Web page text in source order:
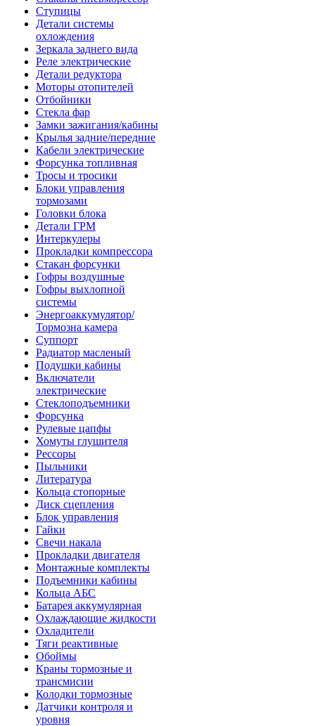
Ступицы
Детали системы
охлождения
Зеркала заднего вида
Реле электрические
Детали редуктора
Моторы отопителей
Отбойники
Стекла фар
Замки зажигания/кабины
Крылья задние/передние
Кабели электрические
Форсунка топливная
Тросы и тросики
Блоки управления
тормозами
Головки блока
Детали ГРМ
Интеркулеры
Прокладки компрессора
Стакан форсунки
Гофры воздушные
Гофры выхлопной
системы
Энергоаккумулятор/
Тормозна камера
Суппорт
Радиатор масленый
Подушки кабины
Включатели
электрические
Стеклоподъемники
Форсунка
Рулевые цапфы
Хомуты глушителя
Рессоры
Пыльники
Литература
Кольца стопорные
Диск сцепления
Блок управления
Гайки
Свечи накала
Прокладки двигателя
Монтажные комплекты
Подъемники кабины
Кольца АБС
Батарея аккумулярная
Охлаждающие жидкости
Охладители
Тяги реактивные
Обоймы
Краны тормозные и
трансмисии
Колодки тормозные
Датчики контроля и
уровня